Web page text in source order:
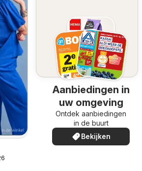
Aanbiedingen in
uw omgeving
Ontdek aanbiedingen
in de buurt
Bekijken